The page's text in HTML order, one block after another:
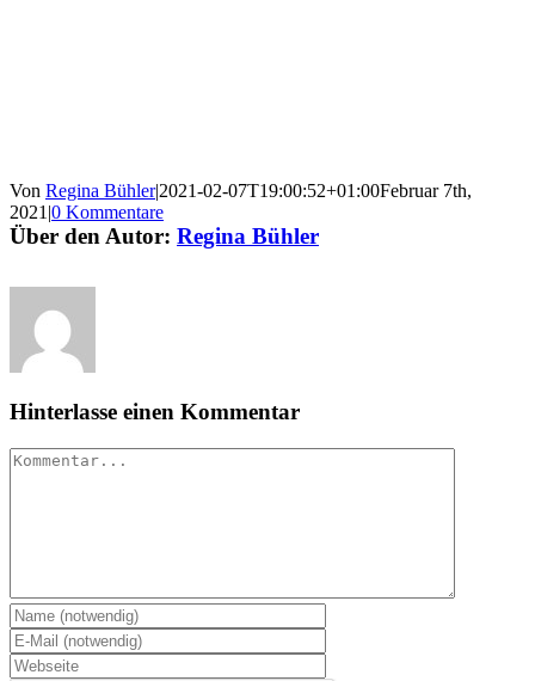
Von Regina Bühler|2021-02-07T19:00:52+01:00Februar 7th,
2021 |0 Kommentare
Über den Autor: Regina Bühler
Hinterlasse einen Kommentar
Kommentar